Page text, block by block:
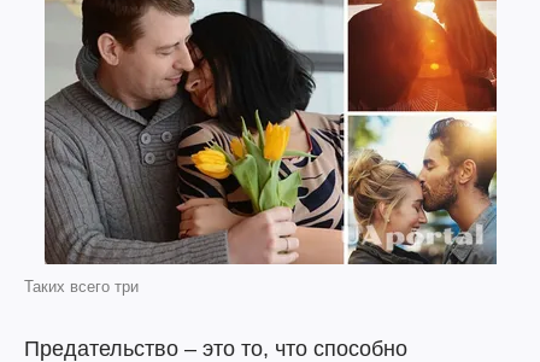
Таких всего три
Предательство – это то, что способно